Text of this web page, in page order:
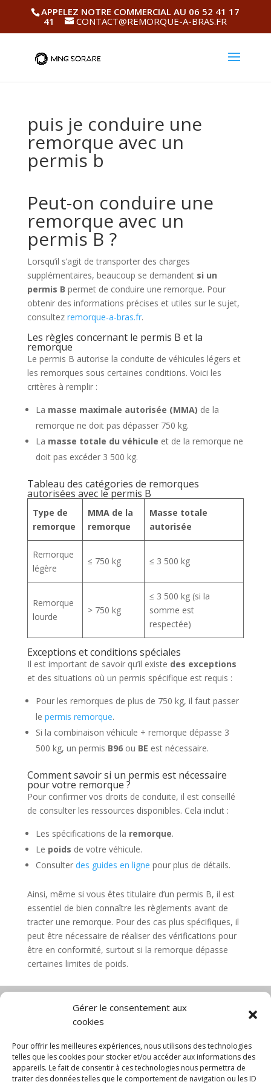
Gérer le consentement aux
cookies
Pour offrir les meilleures expériences, nous utilisons des technologies
telles que les cookies pour stocker et/ou accéder aux informations des
appareils. Le fait de consentir à ces technologies nous permettra de
traiter des données telles que le comportement de navigation ou les ID
APPELEZ NOTRE COMMERCIAL AU 06 52 41 17
41
CONTACT@REMORQUE-A-BRAS.FR
puis je conduire une
remorque avec un
permis b
Peut-on conduire une
remorque avec un
permis B ?
Lorsqu’il s’agit de transporter des charges
supplémentaires, beaucoup se demandent si un
permis B permet de conduire une remorque. Pour
obtenir des informations précises et utiles sur le sujet,
consultez remorque-a-bras.fr.
Les règles concernant le permis B et la
remorque
Le permis B autorise la conduite de véhicules légers et
les remorques sous certaines conditions. Voici les
critères à remplir :
La masse maximale autorisée (MMA) de la
remorque ne doit pas dépasser 750 kg.
La masse totale du véhicule et de la remorque ne
doit pas excéder 3 500 kg.
Tableau des catégories de remorques
autorisées avec le permis B
Type de
remorque
MMA de la
remorque
Masse totale
autorisée
Remorque
légère
≤ 750 kg ≤ 3 500 kg
Remorque
lourde
> 750 kg
≤ 3 500 kg (si la
somme est
respectée)
Exceptions et conditions spéciales
Il est important de savoir qu’il existe des exceptions
et des situations où un permis spécifique est requis :
Pour les remorques de plus de 750 kg, il faut passer
le permis remorque.
Si la combinaison véhicule + remorque dépasse 3
500 kg, un permis B96ou BE est nécessaire.
Comment savoir si un permis est nécessaire
pour votre remorque ?
Pour confirmer vos droits de conduite, il est conseillé
de consulter les ressources disponibles. Cela inclut :
Les spécifications de la remorque.
Le poids de votre véhicule.
Consulter des guides en ligne pour plus de détails.
Ainsi, même si vous êtes titulaire d’un permis B, il est
essentiel de bien connaître les règlements avant de
tracter une remorque. Pour des cas plus spécifiques, il
peut être nécessaire de réaliser des vérifications pour
être en conformité, surtout si la remorque dépasse
certaines limites de poids.
Diable électrique
Chariot manutention
CGV
Mentions légales
Politique de confidentialité et protection des